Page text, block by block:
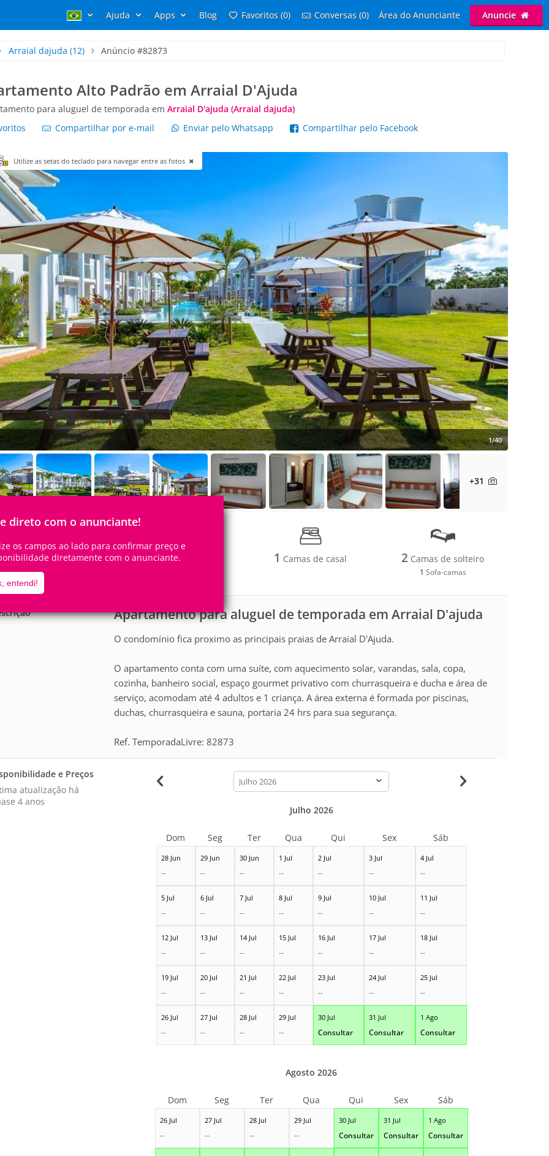
Ajuda Apps Blog Favoritos (0) Conversas (0) Área do Anunciante Anuncie
Arraial dajuda (12) Anúncio #82873
Alto Padrão em Arraial D'Ajuda
para aluguel de temporada em Arraial D'ajuda (Arraial dajuda)
Compartilhar por e-mail Enviar pelo Whatsapp Compartilhar pelo Facebook
direto com o anunciante!
os campos ao lado para confirmar preço e
diretamente com o anunciante.
entendi!
Utilize as setas do teclado para navegar entre as fotos
1/40
+31
4Pessoas 1Quartos 1 Camas de casal 2 Camas de solteiro
1 Sofa-camas
Apartamento para aluguel de temporada em Arraial D'ajuda
O condomínio fica proximo as principais praias de Arraial D'Ajuda.
O apartamento conta com uma suíte, com aquecimento solar, varandas, sala, copa,
cozinha, banheiro social, espaço gourmet privativo com churrasqueira e ducha e área de
serviço, acomodam até 4 adultos e 1 criança. A área externa é formada por piscinas,
duchas, churrasqueira e sauna, portaria 24 hrs para sua segurança.
Ref. TemporadaLivre: 82873
e Preços
atualização há
4 anos
calendar-
month
28 Jun
--
29 Jun
--
30 Jun
--
1 Jul
--
2 Jul
--
3 Jul
--
4 Jul
--
5 Jul
--
6 Jul
--
7 Jul
--
8 Jul
--
9 Jul
--
10 Jul
--
11 Jul
--
12 Jul
--
13 Jul
--
14 Jul
--
15 Jul
--
16 Jul
--
17 Jul
--
18 Jul
--
19 Jul
--
20 Jul
--
21 Jul
--
22 Jul
--
23 Jul
--
24 Jul
--
25 Jul
--
26 Jul
--
27 Jul
--
28 Jul
--
29 Jul
--
30 Jul
Consultar
31 Jul
Consultar
1 Ago
Consultar
Julho 2026
Dom Seg Ter Qua Qui Sex Sáb
26 Jul
--
27 Jul
--
28 Jul
--
29 Jul
--
30 Jul
Consultar
31 Jul
Consultar
1 Ago
Consultar
Agosto 2026
Dom Seg Ter Qua Qui Sex Sáb